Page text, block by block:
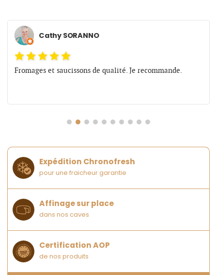
Cathy SORANNO
Fromages et saucissons de qualité. Je recommande.
Expédition Chronofresh
pour une fraicheur garantie
Affinage sur place
dans nos caves
Certification AOP
de nos produits